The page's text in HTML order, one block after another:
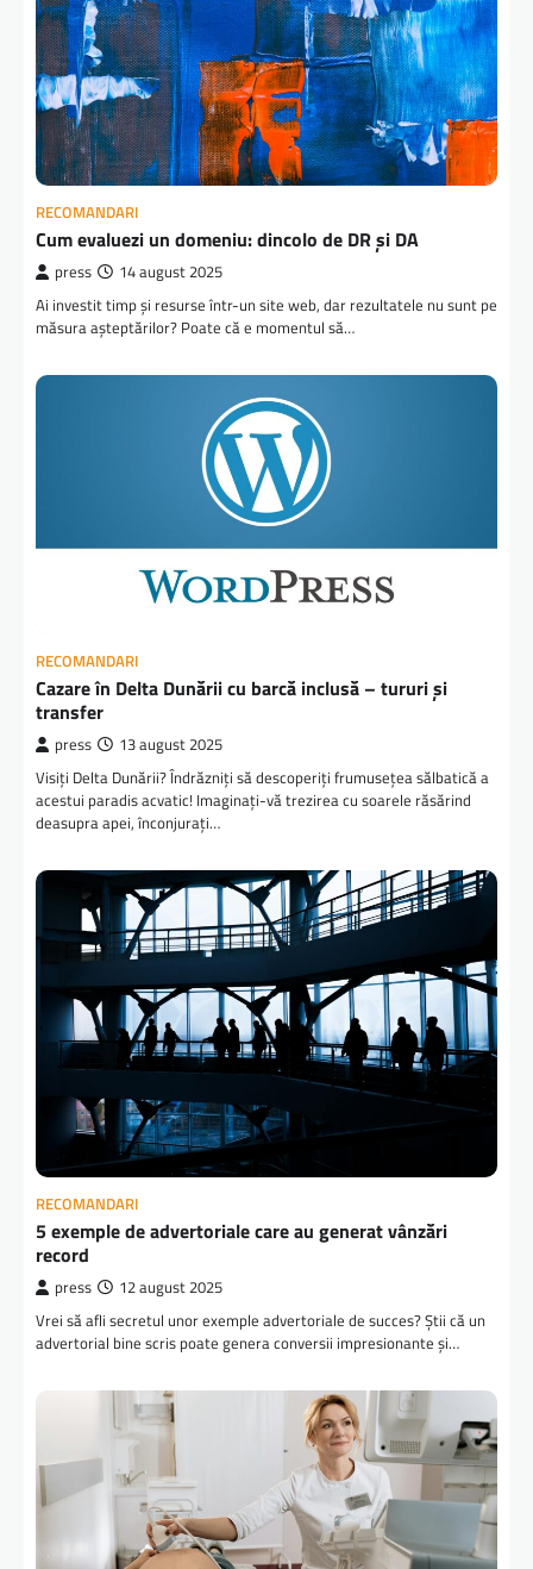
RECOMANDARI
Cum evaluezi un domeniu: dincolo de DR și DA
press 14 august 2025
Ai investit timp și resurse într-un site web, dar rezultatele nu sunt pe
măsura așteptărilor? Poate că e momentul să…
RECOMANDARI
Cazare în Delta Dunării cu barcă inclusă – tururi și
transfer
press 13 august 2025
Visiți Delta Dunării? Îndrăzniți să descoperiți frumusețea sălbatică a
acestui paradis acvatic! Imaginați-vă trezirea cu soarele răsărind
deasupra apei, înconjurați…
RECOMANDARI
5 exemple de advertoriale care au generat vânzări
record
press 12 august 2025
Vrei să afli secretul unor exemple advertoriale de succes? Știi că un
advertorial bine scris poate genera conversii impresionante și…